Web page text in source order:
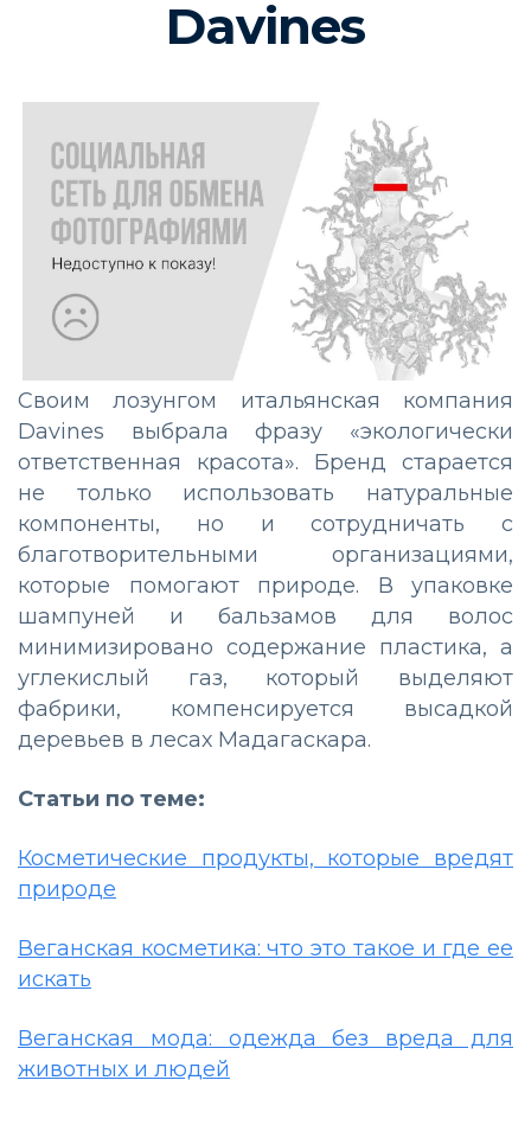
Davines
Своим лозунгом итальянская компания
Davines выбрала фразу «экологически
ответственная красота». Бренд старается
не только использовать натуральные
компоненты, но и сотрудничать с
благотворительными организациями,
которые помогают природе. В упаковке
шампуней и бальзамов для волос
минимизировано содержание пластика, а
углекислый газ, который выделяют
фабрики, компенсируется высадкой
деревьев в лесах Мадагаскара.
Статьи по теме:
Косметические продукты, которые вредят
природе
Веганская косметика: что это такое и где ее
искать
Веганская мода: одежда без вреда для
животных и людей